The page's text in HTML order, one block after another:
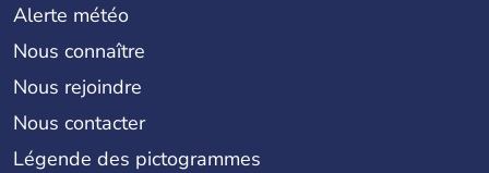
Alerte météo
Nous connaître
Nous rejoindre
Nous contacter
Légende des pictogrammes